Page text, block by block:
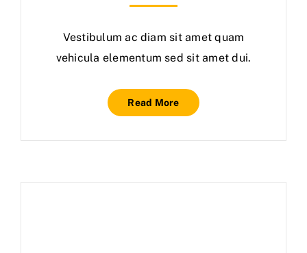
Vestibulum ac diam sit amet quam
vehicula elementum sed sit amet dui.
Read More